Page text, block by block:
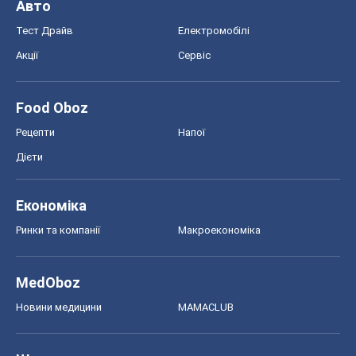
Авто
Тест Драйв Електромобілі
Акції Сервіс
Food Oboz
Рецепти Напої
Дієти
Економіка
Ринки та компанії Макроекономіка
MedOboz
Новини медицини MAMACLUB